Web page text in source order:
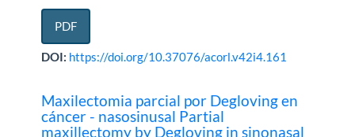
PDF
DOI: https://doi.org/10.37076/acorl.v42i4.161
Maxilectomia parcial por Degloving en
cáncer - nasosinusal Partial
maxillectomy by Degloving in sinonasal